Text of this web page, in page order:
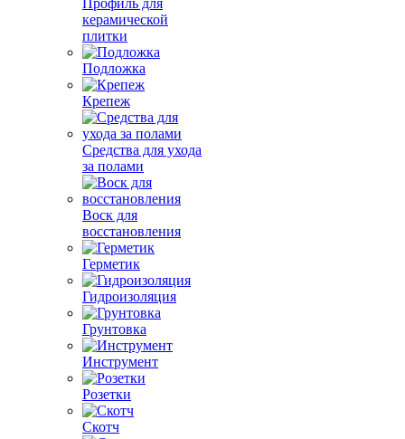
керамической
плитки
Подложка
Крепеж
Средства для ухода
за полами
Воск для
восстановления
Герметик
Гидроизоляция
Грунтовка
Инструмент
Розетки
Скотч